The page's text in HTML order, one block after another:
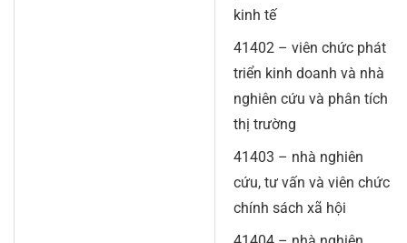
kinh tế
41402 – viên chức phát
triển kinh doanh và nhà
nghiên cứu và phân tích
thị trường
41403 – nhà nghiên
cứu, tư vấn và viên chức
chính sách xã hội